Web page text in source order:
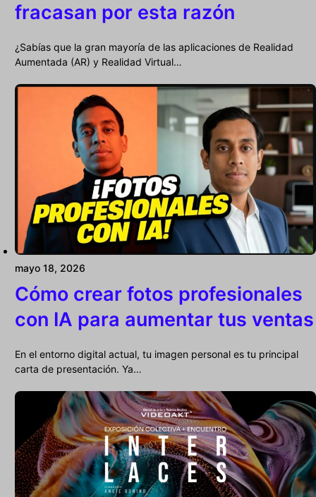
fracasan por esta razón
¿Sabías que la gran mayoría de las aplicaciones de Realidad
Aumentada (AR) y Realidad Virtual…
mayo 18, 2026
Cómo crear fotos profesionales
con IA para aumentar tus ventas
En el entorno digital actual, tu imagen personal es tu principal
carta de presentación. Ya…